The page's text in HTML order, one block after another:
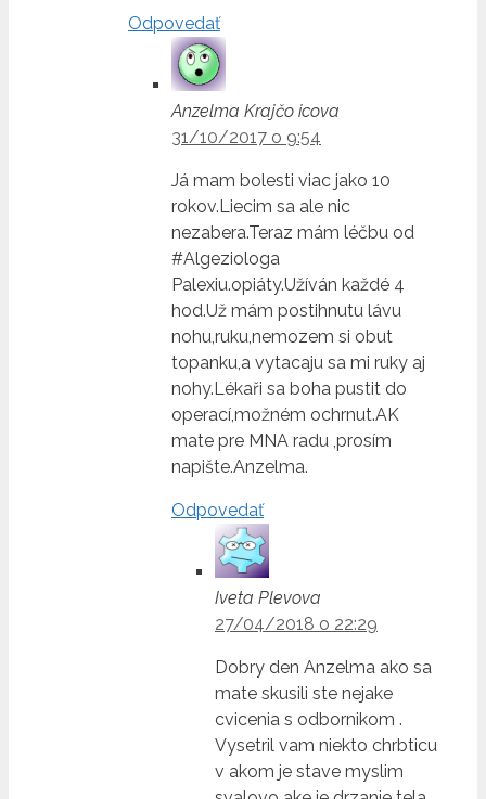
Odpovedať
Anzelma Krajčo icova
31/10/2017 o 9:54
Já mam bolesti viac jako 10
rokov.Liecim sa ale nic
nezabera.Teraz mám léčbu od
#Algeziologa
Palexiu.opiáty.Užíván každé 4
hod.Už mám postihnutu lávu
nohu,ruku,nemozem si obut
topanku,a vytacaju sa mi ruky aj
nohy.Lékaři sa boha pustit do
operací,možném ochrnut.AK
mate pre MNA radu ,prosím
napište.Anzelma.
Odpovedať
Iveta Plevova
27/04/2018 o 22:29
Dobry den Anzelma ako sa
mate skusili ste nejake
cvicenia s odbornikom .
Vysetril vam niekto chrbticu
v akom je stave myslim